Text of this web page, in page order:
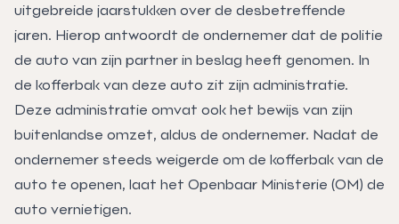
uitgebreide jaarstukken over de desbetreffende
jaren. Hierop antwoordt de ondernemer dat de politie
de auto van zijn partner in beslag heeft genomen. In
de kofferbak van deze auto zit zijn administratie.
Deze administratie omvat ook het bewijs van zijn
buitenlandse omzet, aldus de ondernemer. Nadat de
ondernemer steeds weigerde om de kofferbak van de
auto te openen, laat het Openbaar Ministerie (OM) de
auto vernietigen.